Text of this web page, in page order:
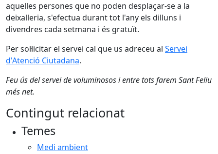
aquelles persones que no poden desplaçar-se a la
deixalleria, s'efectua durant tot l'any els dilluns i
divendres cada setmana i és gratuït.
Per sol·licitar el servei cal que us adreceu al Servei
d'Atenció Ciutadana.
Feu ús del servei de voluminosos i entre tots farem Sant Feliu
més net.
Contingut relacionat
Temes
Medi ambient